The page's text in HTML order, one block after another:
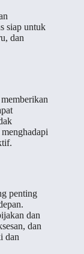
siap untuk
dan
penting
dan
dan
dan